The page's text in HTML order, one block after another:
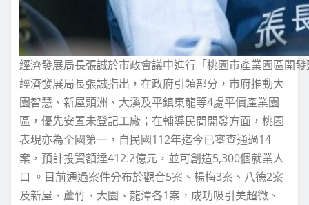
經濟發展局長張誠於市政會議中進行「桃園市產業園區開
經濟發展局長張誠指出，在政府引領部分，市府推動大
園智慧、新屋頭洲、大溪及平鎮東龍等4處平價產業園
區，優先安置未登記工廠；在輔導民間開發方面，桃園
表現亦為全國第一，自民國112年迄今已審查通過14
案，預計投資額達412.2億元，並可創造5,300個就業人
口 。目前通過案件分布於觀音5案、楊梅3案、八德2案
及新屋、蘆竹、大園、龍潭各1案，成功吸引美超微、